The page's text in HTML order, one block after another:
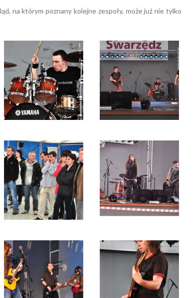
na którym poznany kolejne zespoły, może już nie tylko